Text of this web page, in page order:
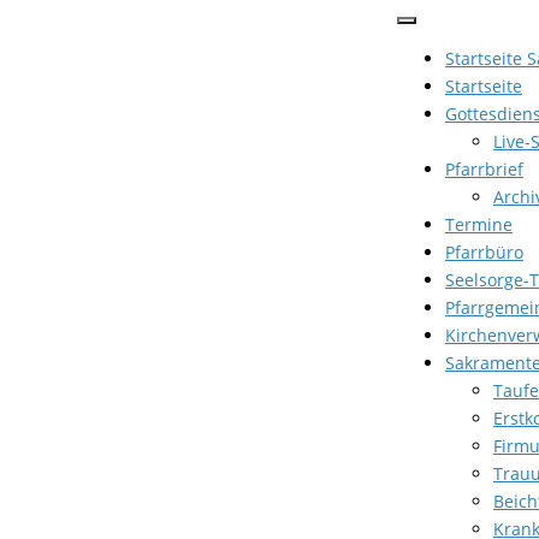
Startseite
Startseite
Live-
Pfarrbrief
Termine
Pfarrbüro
Seelsorge-
Taufe